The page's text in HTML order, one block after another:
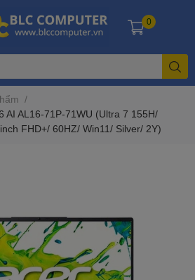
0
/
AI AL16-71P-71WU (Ultra 7 155H/
FHD+/ 60HZ/ Win11/ Silver/ 2Y)